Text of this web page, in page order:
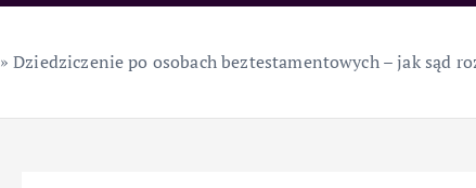
»Dziedziczenie po osobach beztestamentowych – jak sąd